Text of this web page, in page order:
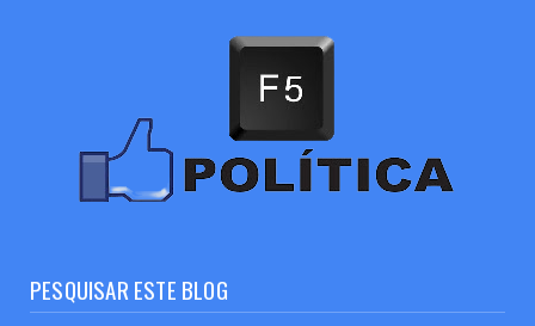
PESQUISAR ESTE BLOG